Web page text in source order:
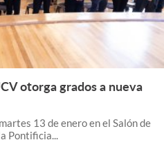
Leer Más +
otorga grados a nueva
13 de enero en el Salón de
Pontificia...